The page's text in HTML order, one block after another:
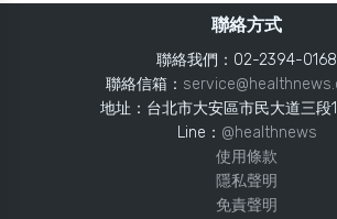
聯絡方式
聯絡我們：02-2394-0168
聯絡信箱：
地址：台北市大安區市民大道三段
Line： @healthnews
使用條款
隱私聲明
免責聲明